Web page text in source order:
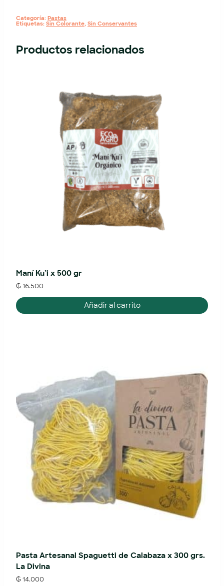
Categoría: Pastas
Etiquetas: Sin Colorante, Sin Conservantes
Productos relacionados
Maní Ku’i x 500 gr
₲16.500
Añadir al carrito
Pasta Artesanal Spaguetti de Calabaza x 300 grs.
La Divina
₲14.000